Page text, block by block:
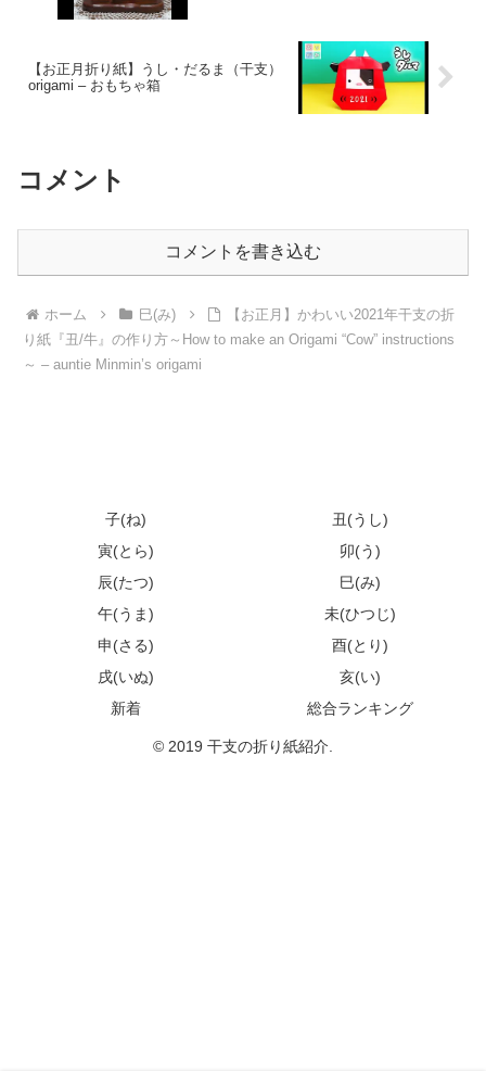
【お正月折り紙】うし・だるま（干支）
origami – おもちゃ箱
コメント
コメントを書き込む
ホーム 巳(み)
【お正月】かわいい2021年干支の折
り紙『丑/牛』の作り方～How to make an Origami “Cow” instructions
～ – auntie Minmin’s origami
子(ね)
丑(うし)
寅(とら)
卯(う)
辰(たつ)
巳(み)
午(うま)
未(ひつじ)
申(さる)
酉(とり)
戌(いぬ)
亥(い)
新着
総合ランキング
© 2019 干支の折り紙紹介.